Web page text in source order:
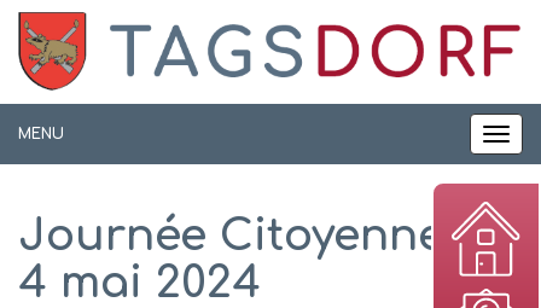
MENU
Journée Citoyenne du
4 mai 2024
Panneau de gestion des cookies